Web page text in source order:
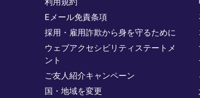
Eメール免責条項
採用・雇用詐欺から身を守るために
ウェブアクセシビリティステートメ
ント
ご友人紹介キャンペーン
国・地域を変更